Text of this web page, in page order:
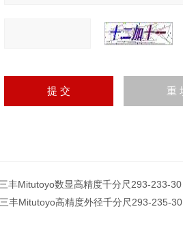
丰Mitutoyo数显高精度千分尺293-233-30
丰Mitutoyo高精度外径千分尺293-235-30